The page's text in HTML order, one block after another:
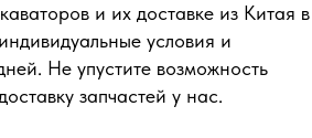
и их доставке из Китая в
условия и
Не упустите возможность
запчастей у нас.